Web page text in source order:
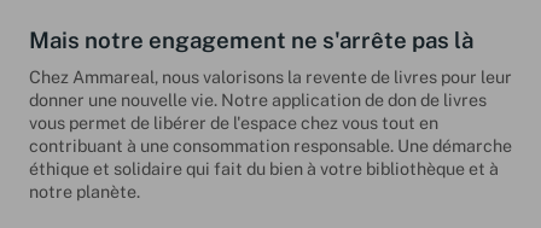
Mais notre engagement ne s'arrête pas là
Chez Ammareal, nous valorisons la revente de livres pour leur
donner une nouvelle vie. Notre application de don de livres
vous permet de libérer de l'espace chez vous tout en
contribuant à une consommation responsable. Une démarche
éthique et solidaire qui fait du bien à votre bibliothèque et à
notre planète.